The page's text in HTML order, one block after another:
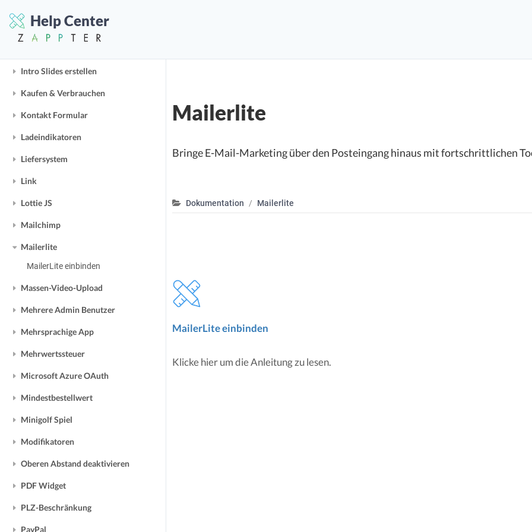
Help Center
Inhaltsgruppen
Intro Slides erstellen
Kaufen & Verbrauchen
Kontakt Formular
Ladeindikatoren
Liefersystem
Link
Lottie JS
Mailchimp
Mailerlite
MailerLite einbinden
Massen-Video-Upload
Mehrere Admin Benutzer
Mehrsprachige App
Mehrwertssteuer
Microsoft Azure OAuth
Mindestbestellwert
Minigolf Spiel
Modifikatoren
Oberen Abstand deaktivieren
PDF Widget
PLZ-Beschränkung
PayPal
Mailerlite
Bringe E-Mail-Marketing über den Posteingang hinaus mit fortschrittlichen
Dokumentation Mailerlite
MailerLite einbinden
Klicke hier um die Anleitung zu lesen.